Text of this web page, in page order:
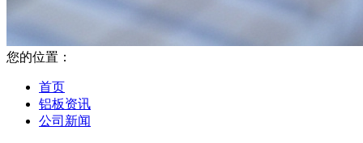
您的位置：
首页
铝板资讯
公司新闻